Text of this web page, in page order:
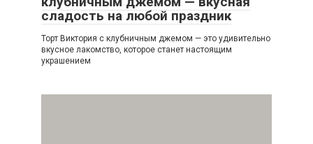
сладость на любой праздник
Торт Виктория с клубничным джемом — это удивительно
вкусное лакомство, которое станет настоящим
украшением